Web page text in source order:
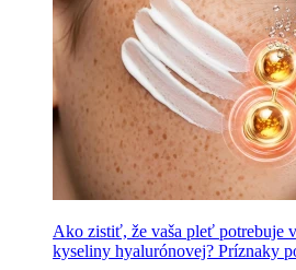
Ako zistiť, že vaša pleť potrebuje
kyseliny hyalurónovej? Príznaky